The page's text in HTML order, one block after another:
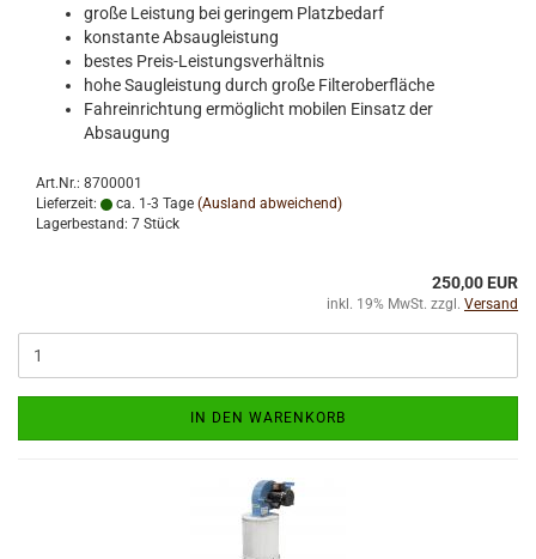
große Leistung bei geringem Platzbedarf
konstante Absaugleistung
bestes Preis-Leistungsverhältnis
hohe Saugleistung durch große Filteroberfläche
Fahreinrichtung ermöglicht mobilen Einsatz der
Absaugung
Art.Nr.: 8700001
Lieferzeit:
ca. 1-3 Tage (Ausland abweichend)
Lagerbestand: 7 Stück
250,00 EUR
inkl. 19% MwSt. zzgl. Versand
IN DEN WARENKORB